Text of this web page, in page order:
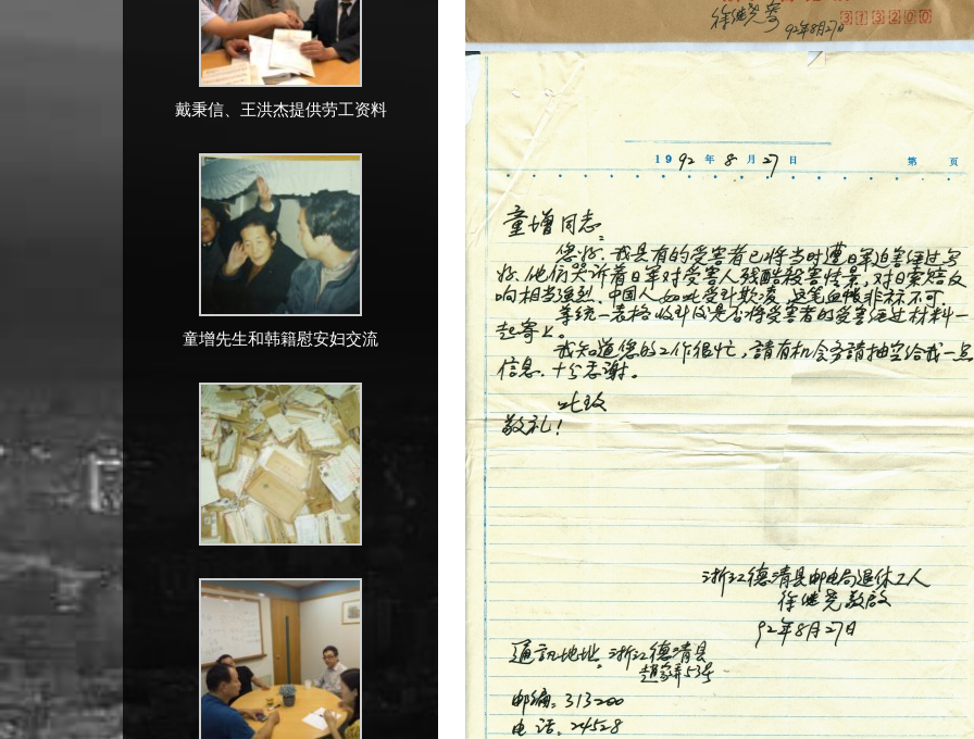
戴秉信、王洪杰提供劳工资料
童增先生和韩籍慰安妇交流